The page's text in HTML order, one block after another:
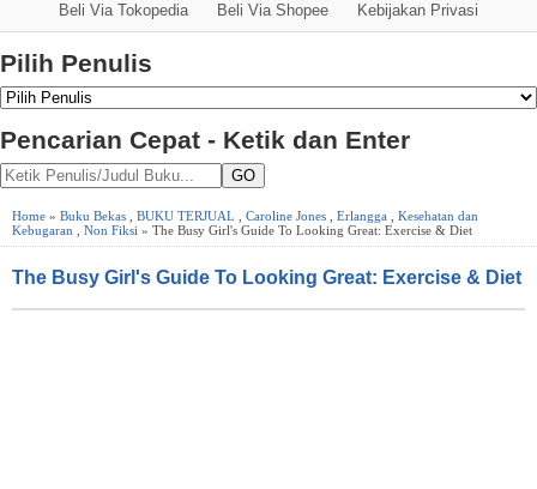
Beli Via Tokopedia Beli Via Shopee Kebijakan Privasi
Pilih Penulis
Pencarian Cepat - Ketik dan Enter
GO
Home » Buku Bekas BUKU TERJUAL Caroline Jones Erlangga
Kesehatan dan
Kebugaran
Non Fiksi » The Busy Girl's Guide To Looking Great: Exercise & Diet
The Busy Girl's Guide To Looking Great: Exercise & Diet